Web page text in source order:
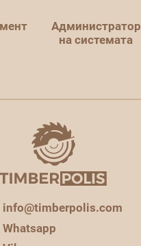
Администратор
на системата
info@timberpolis.com
Whatsapp